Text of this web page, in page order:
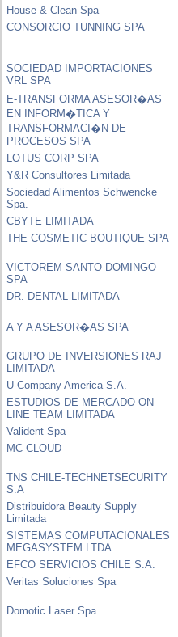
House & Clean Spa
CONSORCIO TUNNING SPA
SOCIEDAD IMPORTACIONES
VRL SPA
E-TRANSFORMA ASESOR�AS
EN INFORM�TICA Y
TRANSFORMACI�N DE
PROCESOS SPA
LOTUS CORP SPA
Y&R Consultores Limitada
Sociedad Alimentos Schwencke
Spa.
CBYTE LIMITADA
THE COSMETIC BOUTIQUE SPA
VICTOREM SANTO DOMINGO
SPA
DR. DENTAL LIMITADA
A Y A ASESOR�AS SPA
GRUPO DE INVERSIONES RAJ
LIMITADA
U-Company America S.A.
ESTUDIOS DE MERCADO ON
LINE TEAM LIMITADA
Valident Spa
MC CLOUD
TNS CHILE-TECHNETSECURITY
S.A
Distribuidora Beauty Supply
Limitada
SISTEMAS COMPUTACIONALES
MEGASYSTEM LTDA.
EFCO SERVICIOS CHILE S.A.
Veritas Soluciones Spa
Domotic Laser Spa